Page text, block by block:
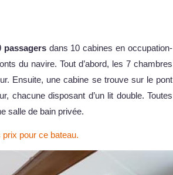
passagersdans 10 cabines en occupation-
du navire. Tout d’abord, les 7 chambres
Ensuite, une cabine se trouve sur le pont
chacune disposant d’un lit double. Toutes
salle de bain privée.
pour ce bateau.